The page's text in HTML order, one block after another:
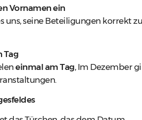
Vornamen ein
uns, seine Beteiligungen korrekt zu
Tag
einmal am Tag, Im Dezember